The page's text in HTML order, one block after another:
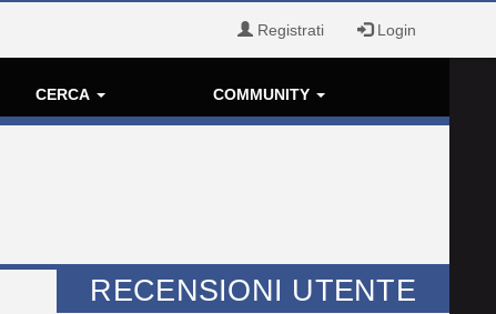
Registrati Login
CERCA COMMUNITY
RECENSIONI UTENTE